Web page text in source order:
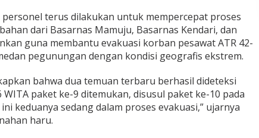
terus dilakukan untuk mempercepat proses
dari Basarnas Mamuju, Basarnas Kendari, dan
guna membantu evakuasi korban pesawat ATR 42-
pegunungan dengan kondisi geografis ekstrem.
bahwa dua temuan terbaru berhasil dideteksi
WITA paket ke-9 ditemukan, disusul paket ke-10 pada
keduanya sedang dalam proses evakuasi,” ujarnya
haru.